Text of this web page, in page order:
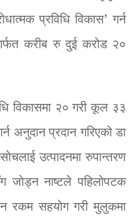
प्रविधि विकास’ गर्न
करीब रु दुई करोड २०
विकासमा २० गरी कूल ३३
अनुदान प्रदान गरिएको डा
उत्पादनमा रुपान्तरण
जोड्न नाष्टले पहिलोपटक
रकम सहयोग गरी मुलुकमा